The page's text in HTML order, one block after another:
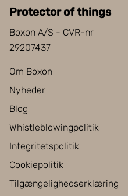
Protector of things
Boxon A/S - CVR-nr
29207437
Om Boxon
Nyheder
Blog
Whistleblowingpolitik
Integritetspolitik
Cookiepolitik
Tilgængelighedserklæring